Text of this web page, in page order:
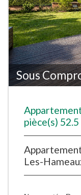
Sous
pièce(s) 52.5
Les-